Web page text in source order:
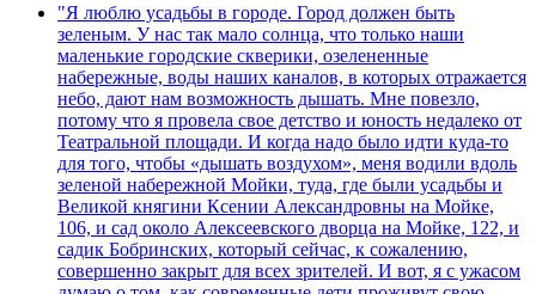
"Я люблю усадьбы в городе. Город должен быть
зеленым. У нас так мало солнца, что только наши
маленькие городские скверики, озелененные
набережные, воды наших каналов, в которых отражается
небо, дают нам возможность дышать. Мне повезло,
потому что я провела свое детство и юность недалеко от
Театральной площади. И когда надо было идти куда-то
для того, чтобы «дышать воздухом», меня водили вдоль
зеленой набережной Мойки, туда, где были усадьбы и
Великой княгини Ксении Александровны на Мойке,
106, и сад около Алексеевского дворца на Мойке, 122, и
садик Бобринских, который сейчас, к сожалению,
совершенно закрыт для всех зрителей. И вот, я с ужасом